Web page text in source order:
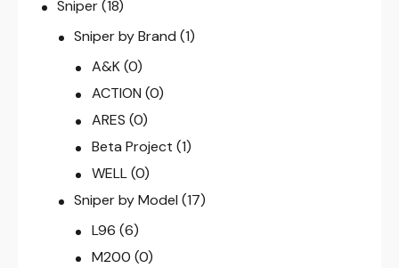
Sniper(18)
Sniper by Brand (1)
A&K (0)
ACTION (0)
ARES (0)
Beta Project (1)
WELL (0)
Sniper by Model (17)
L96 (6)
M200 (0)